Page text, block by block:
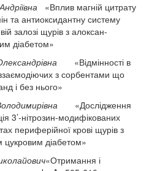
«Вплив магній цитрату
та антиоксидантну систему
залозі щурів з алоксан-
діабетом»
«Відмінності в
з сорбентами що
і без нього»
«Дослідження
3’-нітрозин-модифікованих
периферійної крові щурів з
діабетом»
«Отримання і